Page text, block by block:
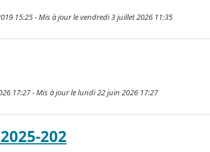
15:25 - Mis à jour le vendredi 3 juillet 2026 11:35
17:27 - Mis à jour le lundi 22 juin 2026 17:27
202